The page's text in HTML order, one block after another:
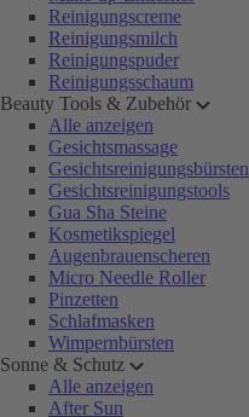
Reinigungscreme
Reinigungsmilch
Reinigungspuder
Reinigungsschaum
Beauty Tools & Zubehör
Alle anzeigen
Gesichtsmassage
Gesichtsreinigungsbürsten
Gesichtsreinigungstools
Gua Sha Steine
Kosmetikspiegel
Augenbrauenscheren
Micro Needle Roller
Pinzetten
Schlafmasken
Wimpernbürsten
Sonne & Schutz
Alle anzeigen
After Sun